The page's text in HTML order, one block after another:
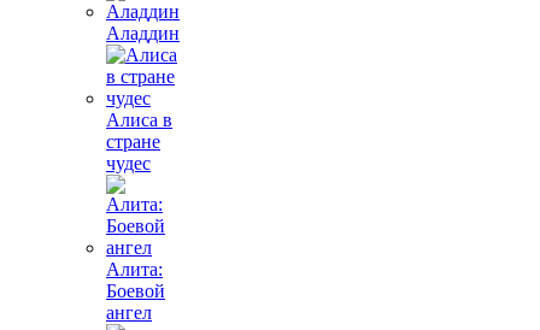
Аладдин
Алиса в
стране
чудес
Алита:
Боевой
ангел